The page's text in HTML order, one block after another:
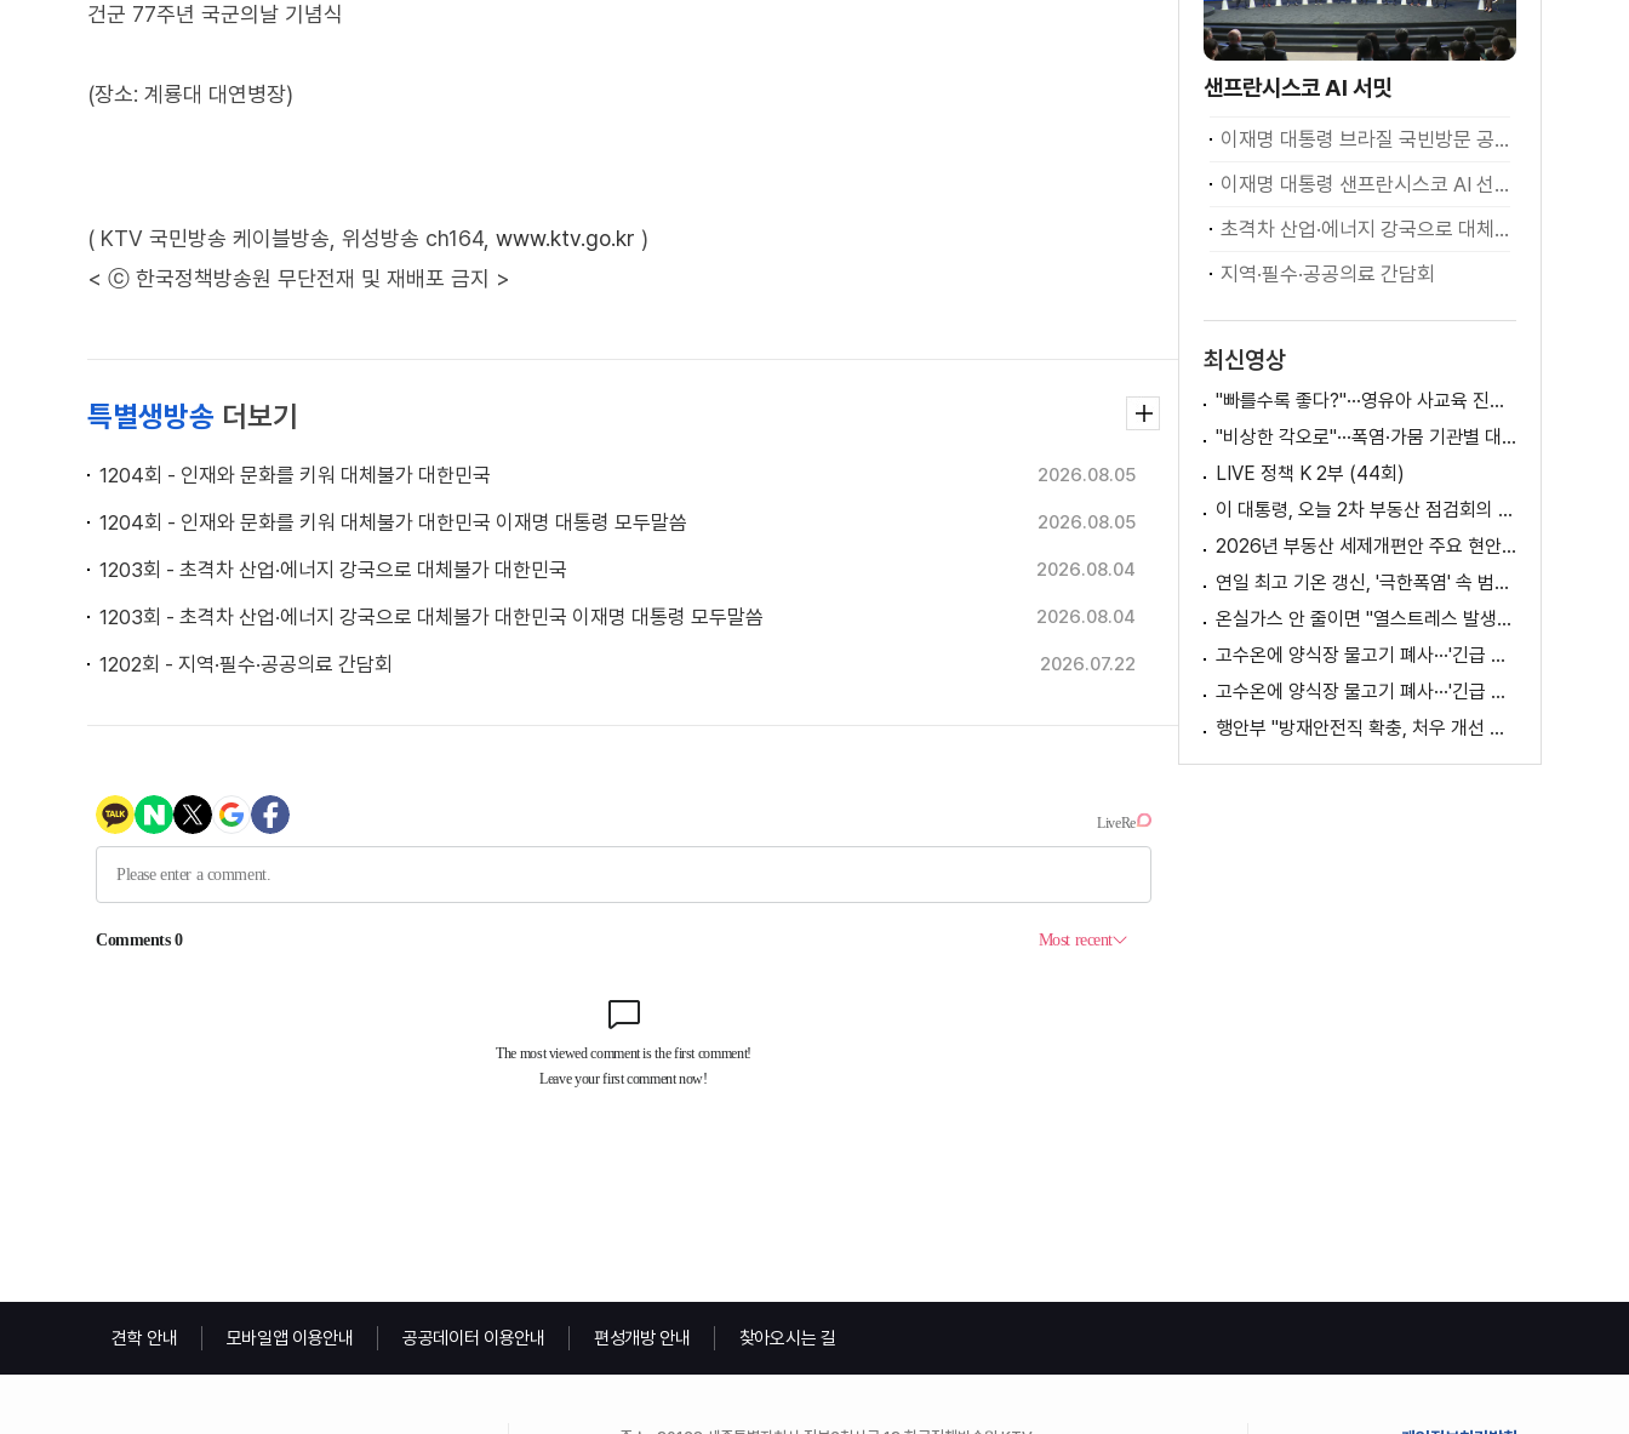
건군 77주년 국군의날 기념식
(장소: 계룡대 대연병장)
( KTV 국민방송 케이블방송, 위성방송 ch164, www.ktv.go.kr )
< ⓒ 한국정책방송원 무단전재 및 재배포 금지 >
특별생방송 더보기
1204회 - 인재와 문화를 키워 대체불가 대한민국 2026.08.05
1204회 - 인재와 문화를 키워 대체불가 대한민국 이재명 대통령 모두말씀 2026.08.05
1203회 - 초격차 산업·에너지 강국으로 대체불가 대한민국 2026.08.04
1203회 - 초격차 산업·에너지 강국으로 대체불가 대한민국 이재명 대통령 모두말씀 2026.08.04
1202회 - 지역·필수·공공의료 간담회 2026.07.22
샌프란시스코 AI 서밋
이재명 대통령 브라질 국빈방문 공식환영식
이재명 대통령 샌프란시스코 AI 선언
초격차 산업·에너지 강국으로 대체불가 대한민국 이재명 대통령 모두말씀
지역·필수·공공의료 간담회
최신영상
"빠를수록 좋다?"···영유아 사교육 진실과 해법은?
"비상한 각오로"···폭염·가뭄 기관별 대책은?
LIVE 정책 K 2부 (44회)
이 대통령, 오늘 2차 부동산 점검회의 주재
2026년 부동산 세제개편안 주요 현안 팩트체크 [K-정책 사용법]
연일 최고 기온 갱신, '극한폭염' 속 범정부 피해 예방 대책은? [정.주.행]
온실가스 안 줄이면 "열스트레스 발생일 29배 증가"
고수온에 양식장 물고기 폐사···'긴급 방류' 지원
고수온에 양식장 물고기 폐사···'긴급 방류' 지원
행안부 "방재안전직 확충, 처우 개선 등 위한 제도개선 추진" [정책 바로보기]
견학 안내 모바일앱 이용안내 공공데이터 이용안내 편성개방 안내 찾아오시는 길